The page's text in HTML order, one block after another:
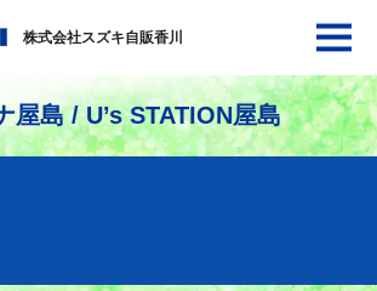
株式会社スズキ自販香川
屋島 / U’s STATION屋島